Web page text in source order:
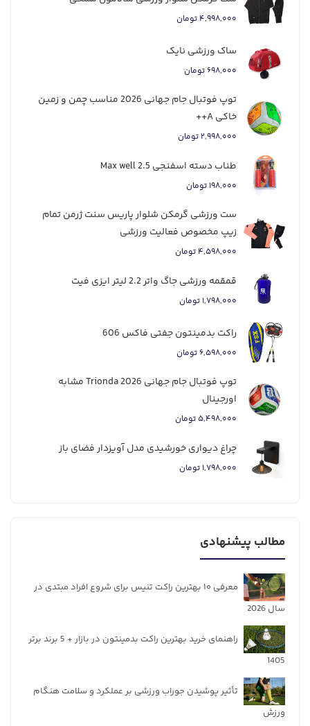
۴,۹۹۸,۰۰۰ تومان
ساک ورزشی نایک
۶۹۸,۰۰۰ تومان
توپ فوتبال جام جهانی 2026 مناسب چمن و زمین
خاکی A++
۲,۹۹۸,۰۰۰ تومان
طناب دسته اسفنجی 2.5 Max well
۱۹۸,۰۰۰ تومان
ست ورزشی گرمکن شلوار پاریس سنت ژرمن تمام
زیپ مخصوص فعالیت ورزشی
۴,۵۹۸,۰۰۰ تومان
قمقمه ورزشی جاگ واتر 2.2 لیتر ایزی فیت
۱,۷۹۸,۰۰۰ تومان
راکت بدمینتون جفتی فاکس 606
۶,۵۹۸,۰۰۰ تومان
توپ فوتبال جام جهانی 2026 Trionda مشابه
اورجینال
۵,۴۹۸,۰۰۰ تومان
چراغ دیواری خورشیدی مدل آویزدار فضای باز
۱,۷۹۸,۰۰۰ تومان
مطالب پیشنهادی
معرفی ۱۰ بهترین راکت تنیس برای شروع افراد مبتدی در
سال 2026
راهنمای خرید بهترین راکت بدمینتون در بازار + 5 برند برتر
1405
تأثیر پوشیدن جوراب ورزشی بر عملکرد و سلامت هنگام
ورزش